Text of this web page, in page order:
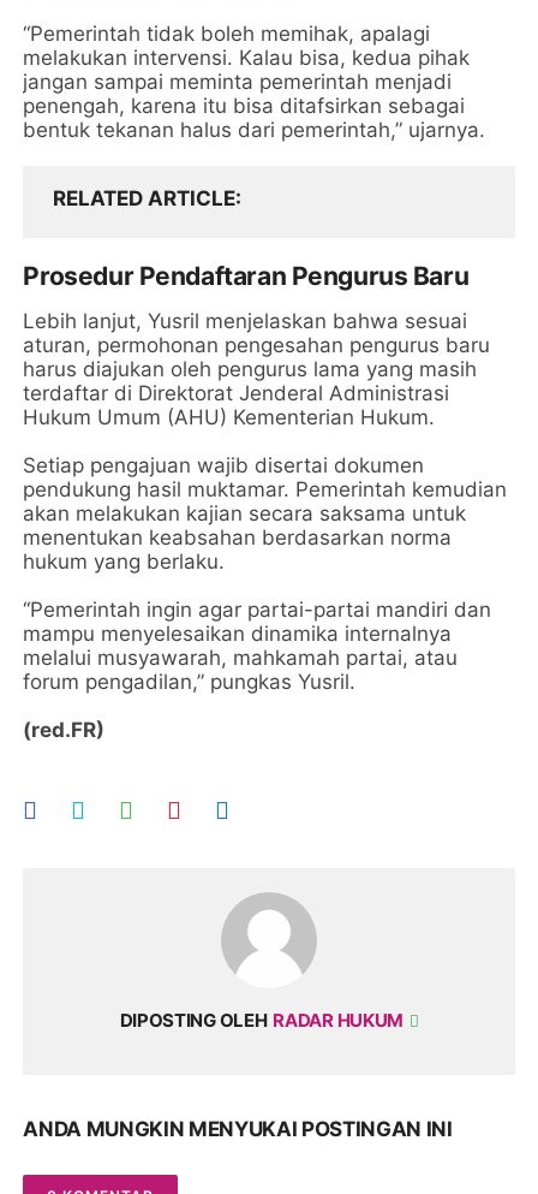
“Pemerintah tidak boleh memihak, apalagi
melakukan intervensi. Kalau bisa, kedua pihak
jangan sampai meminta pemerintah menjadi
penengah, karena itu bisa ditafsirkan sebagai
bentuk tekanan halus dari pemerintah,” ujarnya.
RELATED ARTICLE
Prosedur Pendaftaran Pengurus Baru
Lebih lanjut, Yusril menjelaskan bahwa sesuai
aturan, permohonan pengesahan pengurus baru
harus diajukan oleh pengurus lama yang masih
terdaftar di Direktorat Jenderal Administrasi
Hukum Umum (AHU) Kementerian Hukum.
Setiap pengajuan wajib disertai dokumen
pendukung hasil muktamar. Pemerintah kemudian
akan melakukan kajian secara saksama untuk
menentukan keabsahan berdasarkan norma
hukum yang berlaku.
“Pemerintah ingin agar partai-partai mandiri dan
mampu menyelesaikan dinamika internalnya
melalui musyawarah, mahkamah partai, atau
forum pengadilan,” pungkas Yusril.
(red.FR)
DIPOSTING OLEH RADAR HUKUM
ANDA MUNGKIN MENYUKAI POSTINGAN INI